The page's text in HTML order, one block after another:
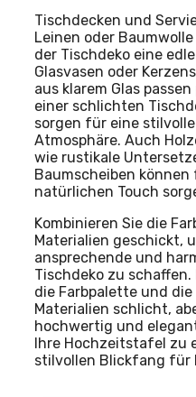
Tischdecken und
Leinen oder
der Tischdeko eine
Glasvasen oder
aus klarem Glas
einer schlichten
sorgen für eine stilvolle
Atmosphäre. Auch
wie rustikale
Baumscheiben können
natürlichen Touch
Kombinieren Sie die
Materialien geschickt,
ansprechende und
Tischdeko zu schaffen.
die Farbpalette und die
Materialien schlicht,
hochwertig und
Ihre Hochzeitstafel zu
stilvollen Blickfang für